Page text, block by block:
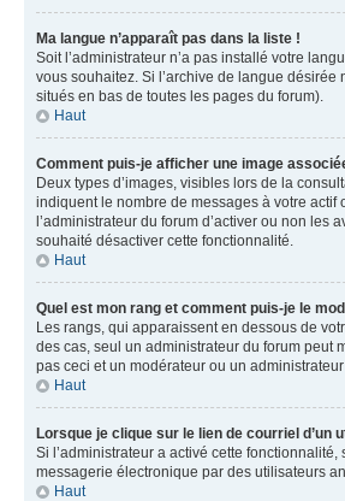
Ma langue n’apparaît pas dans la liste !
Soit l’administrateur n’a pas installé votre
vous souhaitez. Si l’archive de langue
situés en bas de toutes les pages du forum).
Haut
Comment puis-je afficher une image
Deux types d’images, visibles lors de la
indiquent le nombre de messages à votre actif
l’administrateur du forum d’activer ou non les
souhaité désactiver cette fonctionnalité.
Haut
Quel est mon rang et comment puis-je le
Les rangs, qui apparaissent en dessous de
des cas, seul un administrateur du forum peut
pas ceci et un modérateur ou un
Haut
Lorsque je clique sur le lien de courriel d’un
Si l’administrateur a activé cette
messagerie électronique par des utilisateurs
Haut